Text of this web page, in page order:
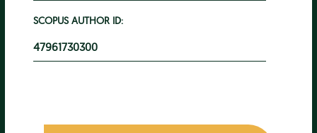
SCOPUS AUTHOR ID:
47961730300